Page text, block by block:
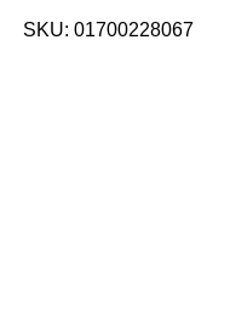
SKU:01700228067